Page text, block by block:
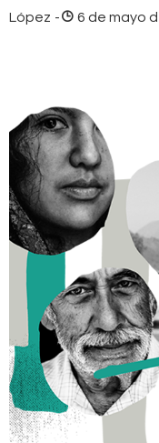
López - 6 de mayo